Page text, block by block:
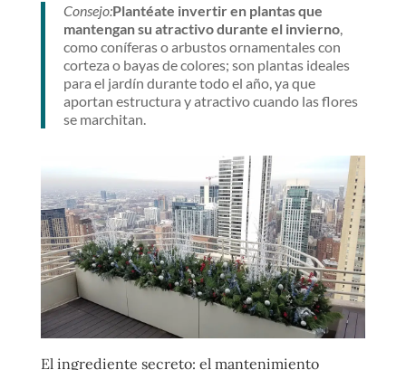
Consejo:Plantéate invertir en plantas que
mantengan su atractivo durante el invierno,
como coníferas o arbustos ornamentales con
corteza o bayas de colores; son plantas ideales
para el jardín durante todo el año, ya que
aportan estructura y atractivo cuando las flores
se marchitan.
El ingrediente secreto: el mantenimiento